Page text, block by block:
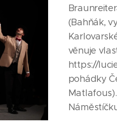
(Bahňák,
věnuje
https://
pohádky